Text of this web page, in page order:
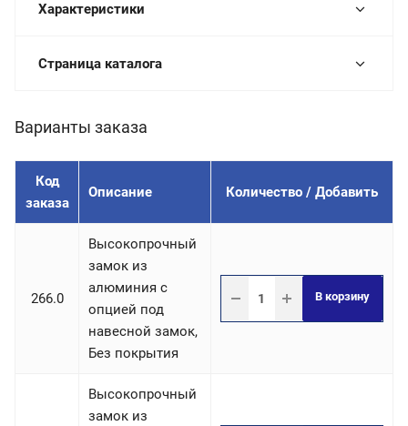
Характеристики
Страница каталога
Варианты заказа
Код
заказа
Описание Количество / Добавить
266.0
Высокопрочный
замок из
алюминия с
опцией под
навесной замок,
Без покрытия
В корзину
Высокопрочный
замок из